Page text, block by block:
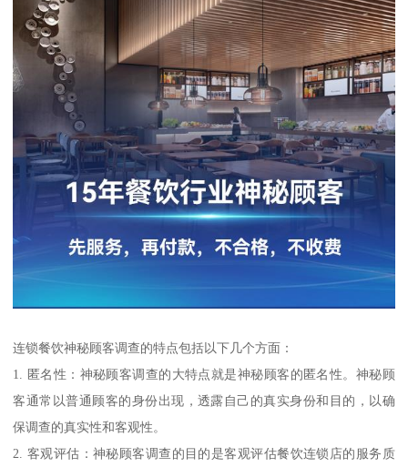
连锁餐饮神秘顾客调查的特点包括以下几个方面：
1. 匿名性：神秘顾客调查的大特点就是神秘顾客的匿名性。神秘顾
客通常以普通顾客的身份出现，透露自己的真实身份和目的，以确
保调查的真实性和客观性。
2. 客观评估：神秘顾客调查的目的是客观评估餐饮连锁店的服务质